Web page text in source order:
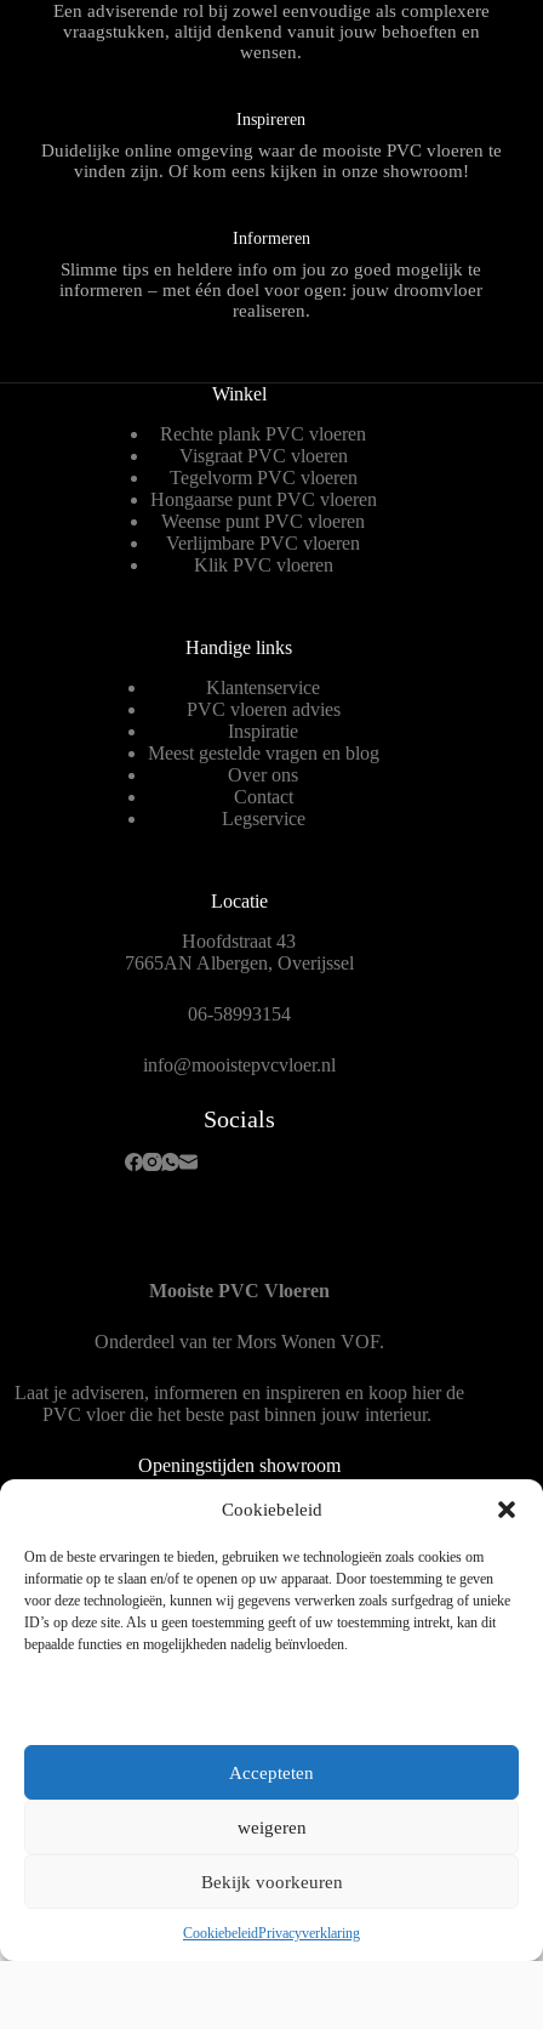
Cookiebeleid
Om de beste ervaringen te bieden, gebruiken we technologieën zoals cookies om
informatie op te slaan en/of te openen op uw apparaat. Door toestemming te geven
voor deze technologieën, kunnen wij gegevens verwerken zoals surfgedrag of unieke
ID’s op deze site. Als u geen toestemming geeft of uw toestemming intrekt, kan dit
bepaalde functies en mogelijkheden nadelig beïnvloeden.
Accepteten
weigeren
Bekijk voorkeuren
CookiebeleidPrivacyverklaring
Een adviserende rol bij zowel eenvoudige als complexere
vraagstukken, altijd denkend vanuit jouw behoeften en
wensen.
Inspireren
Duidelijke online omgeving waar de mooiste PVC vloeren te
vinden zijn. Of kom eens kijken in onze showroom!
Informeren
Slimme tips en heldere info om jou zo goed mogelijk te
informeren – met één doel voor ogen: jouw droomvloer
realiseren.
Winkel
Rechte plank PVC vloeren
Visgraat PVC vloeren
Tegelvorm PVC vloeren
Hongaarse punt PVC vloeren
Weense punt PVC vloeren
Verlijmbare PVC vloeren
Klik PVC vloeren
Handige links
Klantenservice
PVC vloeren advies
Inspiratie
Meest gestelde vragen en blog
Over ons
Contact
Legservice
Locatie
Hoofdstraat 43
7665AN Albergen, Overijssel
06-58993154
info@mooistepvcvloer.nl
Socials
Mooiste PVC Vloeren
Onderdeel van ter Mors Wonen VOF.
Laat je adviseren, informeren en inspireren en koop hier de
PVC vloer die het beste past binnen jouw interieur.
Openingstijden showroom
Dinsdag tot en met vrijdag 9:00 - 18:00
Zaterdag 9:00 tot 15:00
Copyright © 2025 - WordPress thema door blocksy - Made by
Jim ter Mors
Kvk 06060864 / BTW 8078.50.305.B01